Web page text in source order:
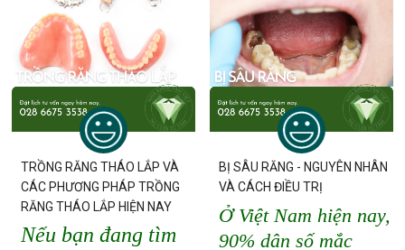
TRỒNG RĂNG THÁO LẮP VÀ
CÁC PHƯƠNG PHÁP TRỒNG
RĂNG THÁO LẮP HIỆN NAY
Nếu bạn đang tìm
BỊ SÂU RĂNG - NGUYÊN NHÂN
VÀ CÁCH ĐIỀU TRỊ
Ở Việt Nam hiện nay,
90% dân số mắc